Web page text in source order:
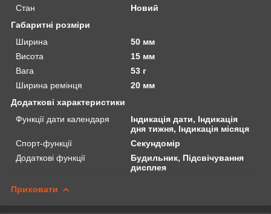
Стан
Новий
Габаритні розміри
Ширина
50 мм
Висота
15 мм
Вага
53 г
Ширина ремінця
20 мм
Додаткові характеристики
Функції дати календаря
Індикація дати, Індикація
дня тижня, Індикація місяця
Спорт-функції
Секундомір
Додаткові функції
Будильник, Підсвічування
дисплея
Приховати